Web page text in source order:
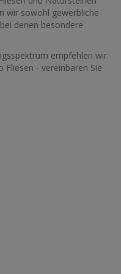
wir sowohl gewerbliche
denen besondere
empfehlen wir
Fliesen - vereinbaren Sie